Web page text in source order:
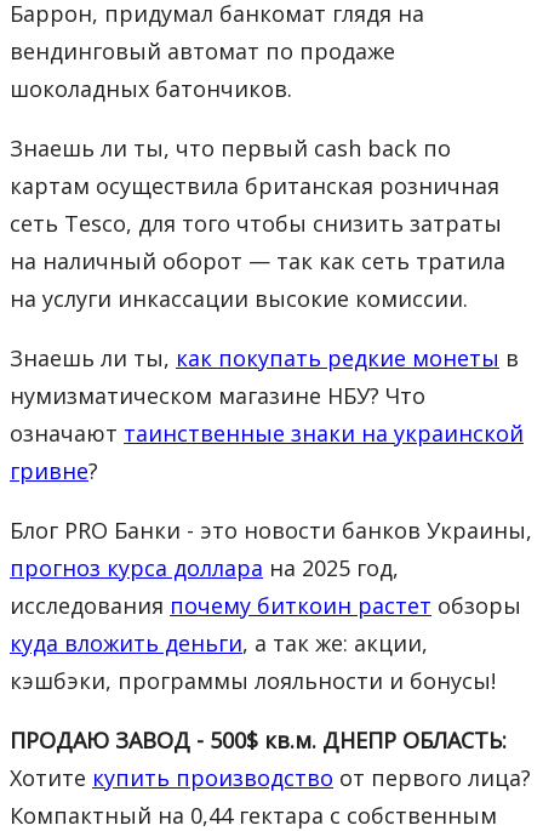
Баррон, придумал банкомат глядя на
вендинговый автомат по продаже
шоколадных батончиков.
Знаешь ли ты, что первый cash back по
картам осуществила британская розничная
сеть Tesco, для того чтобы снизить затраты
на наличный оборот — так как сеть тратила
на услуги инкассации высокие комиссии.
Знаешь ли ты, как покупать редкие монеты в
нумизматическом магазине НБУ? Что
означают таинственные знаки на украинской
гривне?
Блог PRO Банки - это новости банков Украины,
прогноз курса доллара на 2025 год,
исследования почему биткоин растет обзоры
куда вложить деньги, а так же: акции,
кэшбэки, программы лояльности и бонусы!
ПРОДАЮ ЗАВОД - 500$ кв.м. ДНЕПР ОБЛАСТЬ:
Хотите купить производство от первого лица?
Компактный на 0,44 гектара с собственным